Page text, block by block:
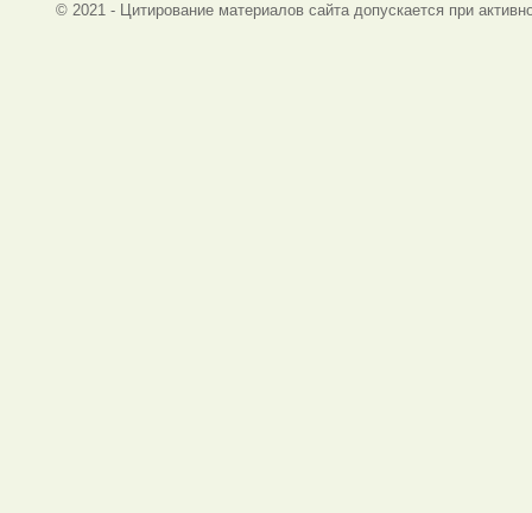
© 2021 - Цитирование материалов сайта допускается при